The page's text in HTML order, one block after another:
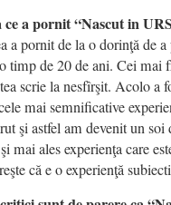
ce a pornit “Nascut in
a pornit de la o dorinţă de
timp de 20 de ani. Cei mai
scrie la nesfîrşit. Acolo a
mai semnificative
şi astfel am devenit un soi
mai ales experienţa care
că e o experienţă